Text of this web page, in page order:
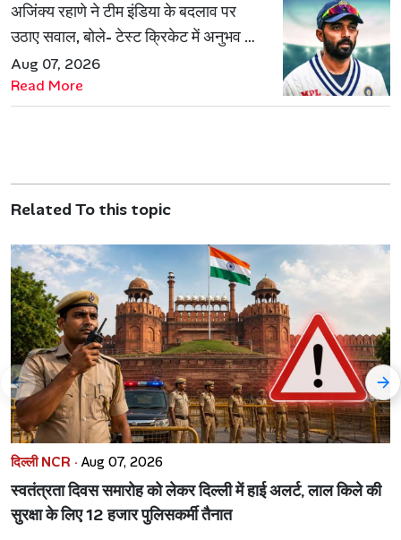
अजिंक्य रहाणे ने टीम इंडिया के बदलाव पर
उठाए सवाल, बोले- टेस्ट क्रिकेट में अनुभव की
जरूरत हमेशा रहेगी
Aug 07, 2026
Read More
Related To this topic
दिल्ली NCR · Aug 07, 2026
स्वतंत्रता दिवस समारोह को लेकर दिल्ली में हाई अलर्ट, लाल किले की
सुरक्षा के लिए 12 हजार पुलिसकर्मी तैनात